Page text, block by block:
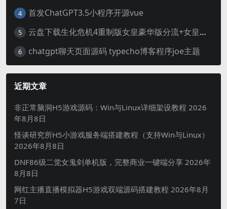
4 首发ChatGPT3.5小程序开源vue
5 云盘下载生化危机4重制版女皇豪华版分流+女皇学习补丁+修改器 解压即玩【阿里云盘】
6 chatgpt聊天页面源码 typecho博客程序joe主题
近期文章
非正常脑洞H5游戏源码：Win与Linux详细架设教程 2026
年8月8日
怪谈研究所H5小游戏服务端搭建教程（支持Win与Linux）
2026年8月8日
DNF86级二觉女鬼剑单机版，完整商业一键端分享 2026年
8月8日
网红主播直播模拟器H5游戏双端源码搭建教程 2026年8月
7日